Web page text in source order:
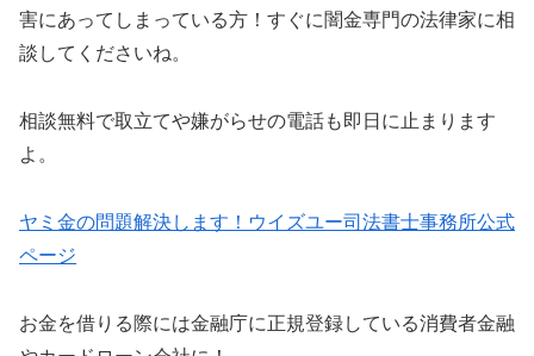
害にあってしまっている方！すぐに闇金専門の法律家に相
談してくださいね。
相談無料で取立てや嫌がらせの電話も即日に止まります
よ。
ヤミ金の問題解決します！ウイズユー司法書士事務所公式
ページ
お金を借りる際には金融庁に正規登録している消費者金融